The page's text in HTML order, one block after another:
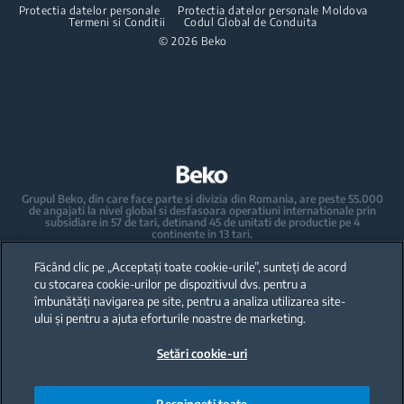
Plite incorporabile
Masini de spalat vase independente
Masini de spalat vase incorporabile
Espressoare automate si manuale - Cafetiere
Blendere
Kit-uri de suprapunere
Pachete incorporabile
Aspiratoare de tip barrel
AquaTech
HomeWhiz
© 2026 Beko
Protectia datelor personale
Protectia datelor personale Moldova
Termeni si Conditii
Codul Global de Conduita
Grupul Beko, din care face parte si divizia din Romania, are peste 55.000
de angajati la nivel global si desfasoara operatiuni internationale prin
subsidiare in 57 de tari, detinand 45 de unitati de productie pe 4
continente in 13 tari.
Beko a devenit lider al pietei europene de electrocasnice mari, raportat la
La nivel global, compania detine 31 de centre de cercetare-dezvoltare si
design, care gazduiesc peste 2.300 de cercetatori si detine peste 3.500 de
cereri internationale de brevet.
+40 735 853 350 – Gaesti | +40 728 777 728 - Ulmi | Call Center *9010
Făcând clic pe „Acceptați toate cookie-urile”, sunteți de acord
cu stocarea cookie-urilor pe dispozitivul dvs. pentru a
îmbunătăți navigarea pe site, pentru a analiza utilizarea site-
ului și pentru a ajuta eforturile noastre de marketing.
Setări cookie-uri